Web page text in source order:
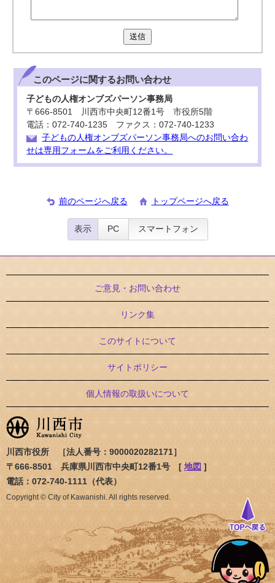
送信
このページに関するお問い合わせ
子どもの人権オンブズパーソン事務局
〒666-8501 川西市中央町12番1号 市役所5階
電話：072-740-1235 ファクス：072-740-1233
子どもの人権オンブズパーソン事務局へのお問い合わ
せは専用フォームをご利用ください。
前のページへ戻る トップページへ戻る
表示 PC スマートフォン
ご意見・お問い合わせ
リンク集
このサイトについて
サイトポリシー
個人情報の取扱いについて
川西市役所 ［法人番号：9000020282171］
〒666-8501 兵庫県川西市中央町12番1号 [ 地図 ]
電話：072-740-1111（代表）
Copyright © City of Kawanishi. All rights reserved.